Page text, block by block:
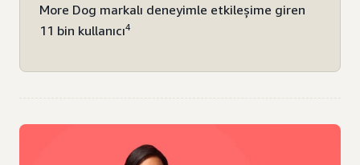
More Dog markalı deneyimle etkileşime giren
11 bin kullanıcı4